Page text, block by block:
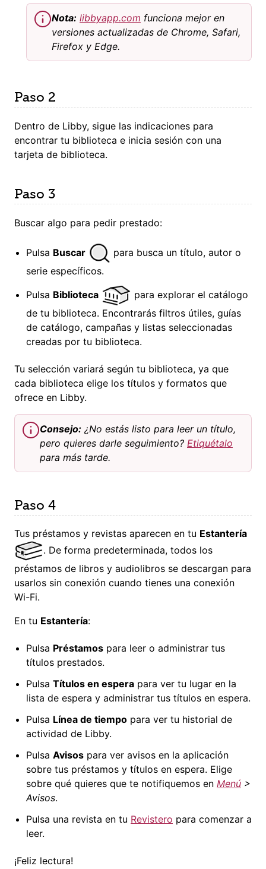
Nota: libbyapp.com funciona mejor en
versiones actualizadas de Chrome, Safari,
Firefox y Edge.
Paso 2
Dentro de Libby, sigue las indicaciones para
encontrar tu biblioteca e inicia sesión con una
tarjeta de biblioteca.
Paso 3
Buscar algo para pedir prestado:
Pulsa Buscar
para busca un título, autor o
serie específicos.
Pulsa Biblioteca
para explorar el catálogo
de tu biblioteca. Encontrarás filtros útiles, guías
de catálogo, campañas y listas seleccionadas
creadas por tu biblioteca.
Tu selección variará según tu biblioteca, ya que
cada biblioteca elige los títulos y formatos que
ofrece en Libby.
Consejo: ¿No estás listo para leer un título,
pero quieres darle seguimiento? Etiquétalo
para más tarde.
Paso 4
Tus préstamos y revistas aparecen en tu Estantería
. De forma predeterminada, todos los
préstamos de libros y audiolibros se descargan para
usarlos sin conexión cuando tienes una conexión
Wi-Fi.
En tu Estantería:
Pulsa Préstamos para leer o administrar tus
títulos prestados.
Pulsa Títulos en espera para ver tu lugar en la
lista de espera y administrar tus títulos en espera.
Pulsa Línea de tiempo para ver tu historial de
actividad de Libby.
Pulsa Avisos para ver avisos en la aplicación
sobre tus préstamos y títulos en espera. Elige
sobre qué quieres que te notifiquemos en Menú >
Avisos.
Pulsa una revista en tu Revistero para comenzar a
leer.
¡Feliz lectura!